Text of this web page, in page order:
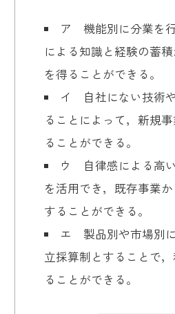
ア 機能別に分業を
による知識と経験の蓄
を得ることができる。
イ 自社にない技術
ることによって，新規
ることができる。
ウ 自律感による高
を活用でき，既存事業
することができる。
エ 製品別や市場別
立採算制とすることで
ることができる。